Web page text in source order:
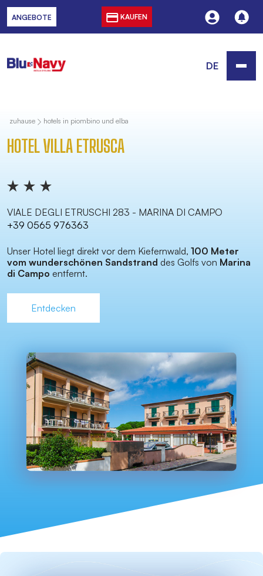
ANGEBOTE KAUFEN
DE
zuhause hotels in piombino und elba
HOTEL VILLA ETRUSCA
VIALE DEGLI ETRUSCHI 283 - MARINA DI CAMPO
+39 0565 976363
Unser Hotel liegt direkt vor dem Kiefernwald, 100 Meter
vom wunderschönen Sandstrand des Golfs von Marina
di Campo entfernt.
Entdecken